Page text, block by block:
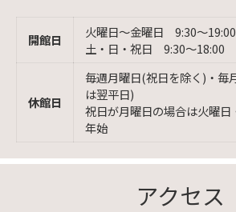
開館日
火曜日〜金曜日 9:30〜19:00
土・日・祝日 9:30〜18:00
休館日
毎週月曜日(祝日を除く)・毎
は翌平日)
祝日が月曜日の場合は火曜日
年始
アクセス